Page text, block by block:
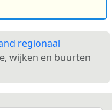
regionaal
wijken en buurten